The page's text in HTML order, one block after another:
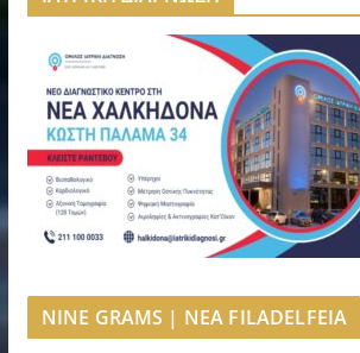
NINE GRAMS | NEA FILADELFEIA